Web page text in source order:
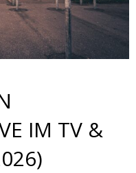
ohne OASIS |
ohne OASIS im
2026
Apps
IM TV &